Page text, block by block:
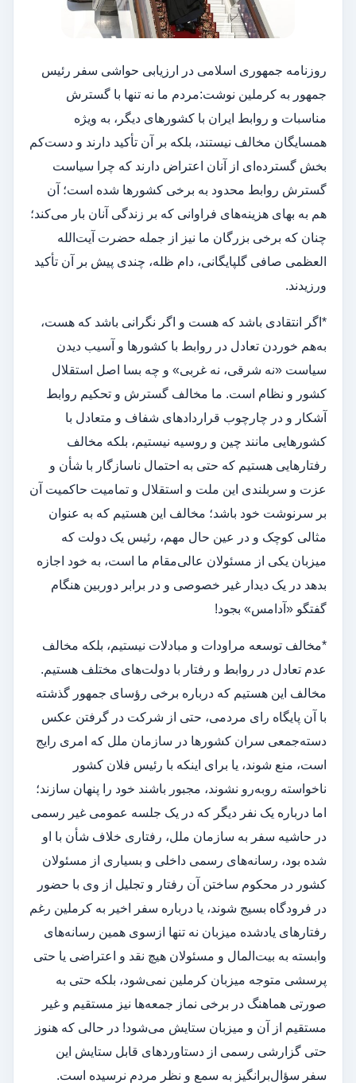
روزنامه جمهوری اسلامی در ارزیابی حواشی سفر رئیس
جمهور به کرملین نوشت:مردم ما نه تنها با گسترش
مناسبات و روابط ایران با کشورهای دیگر، به ویژه
همسایگان مخالف نیستند، بلکه بر آن تأکید دارند و دست‌کم
بخش گسترده‌ای از آنان اعتراض دارند که چرا سیاست
گسترش روابط محدود به برخی کشورها شده است؛ آن
هم به بهای هزینه‌های فراوانی که بر زندگی آنان بار می‌کند؛
چنان که برخی بزرگان ما نیز از جمله حضرت آیت‌الله
العظمی صافی گلپایگانی، دام ظله، چندی پیش بر آن تأکید
ورزیدند.
*اگر انتقادی باشد که هست و اگر نگرانی باشد که هست،
به‌هم خوردن تعادل در روابط با کشورها و آسیب دیدن
سیاست «نه شرقی، نه غربی» و چه بسا اصل استقلال
کشور و نظام است. ما مخالف گسترش و تحکیم روابط
آشکار و در چارچوب قراردادهای شفاف و متعادل با
کشورهایی مانند چین و روسیه نیستیم، بلکه مخالف
رفتارهایی هستیم که حتی به احتمال ناسازگار با شأن و
عزت و سربلندی این ملت و استقلال و تمامیت حاکمیت آن
بر سرنوشت خود باشد؛ مخالف این هستیم که به عنوان
مثالی کوچک و در عین حال مهم، رئیس یک دولت که
میزبان یکی از مسئولان عالی‌مقام ما است، به خود اجازه
بدهد در یک دیدار غیر خصوصی و در برابر دوربین هنگام
گفتگو «آدامس» بجود!
*مخالف توسعه مراودات و مبادلات نیستیم، بلکه مخالف
عدم تعادل در روابط و رفتار با دولت‌های مختلف هستیم.
مخالف این هستیم که درباره برخی رؤسای جمهور گذشته
با آن پایگاه رای مردمی، حتی از شرکت در گرفتن عکس
دسته‌جمعی سران کشورها در سازمان ملل که امری رایج
است، منع شوند، یا برای اینکه با رئیس فلان کشور
ناخواسته روبه‌رو نشوند، مجبور باشند خود را پنهان سازند؛
اما درباره یک نفر دیگر که در یک جلسه عمومی غیر رسمی
در حاشیه سفر به سازمان ملل، رفتاری خلاف شأن با او
شده بود، رسانه‌های رسمی داخلی و بسیاری از مسئولان
کشور در محکوم ساختن آن رفتار و تجلیل از وی با حضور
در فرودگاه بسیج شوند، یا درباره سفر اخیر به کرملین ‌رغم
رفتارهای یادشده میزبان نه تنها ازسوی همین رسانه‌های
وابسته به بیت‌المال و مسئولان هیچ نقد و اعتراضی یا حتی
پرسشی متوجه میزبان کرملین نمی‌شود، بلکه حتی به
صورتی هماهنگ در برخی نماز جمعه‌ها نیز مستقیم و غیر
مستقیم از آن و میزبان ستایش می‌شود! در حالی که هنوز
حتی گزارشی رسمی از دستاوردهای قابل ستایش این
سفر سؤال‌برانگیز به سمع و نظر مردم نرسیده است.